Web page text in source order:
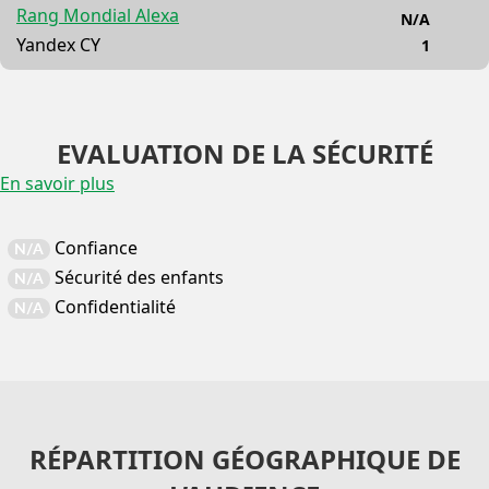
Rang Mondial Alexa
Yandex CY
N/A
1
EVALUATION DE LA SÉCURITÉ
En savoir plus
N/A Confiance
N/A Sécurité des enfants
N/A Confidentialité
RÉPARTITION GÉOGRAPHIQUE DE